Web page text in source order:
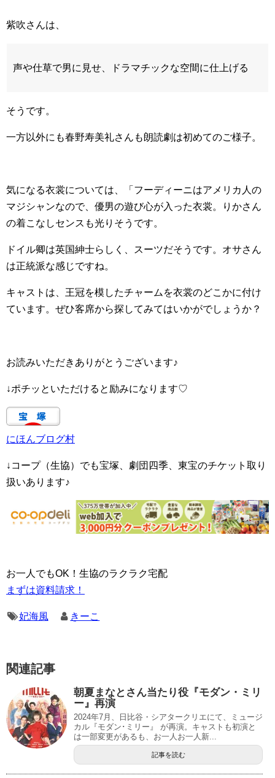
紫吹さんは、
声や仕草で男に見せ、ドラマチックな空間に仕上げる
そうです。
一方以外にも春野寿美礼さんも朗読劇は初めてのご様子。
気になる衣裳については、「フーディーニはアメリカ人の
マジシャンなので、優男の遊び心が入った衣裳。りかさん
の着こなしセンスも光りそうです。
ドイル卿は英国紳士らしく、スーツだそうです。オサさん
は正統派な感じですね。
キャストは、王冠を模したチャームを衣裳のどこかに付け
ています。ぜひ客席から探してみてはいかがでしょうか？
お読みいただきありがとうございます♪
↓ポチッといただけると励みになります♡
にほんブログ村
↓コープ（生協）でも宝塚、劇団四季、東宝のチケット取り
扱いあります♪
お一人でもOK！生協のラクラク宅配
まずは資料請求！
妃海風 きーこ
関連記事
朝夏まなとさん当たり役『モダン・ミリ
ー』再演
2024年7月、日比谷・シアタークリエにて、ミュージ
カル『モダン･ミリー』 が再演。キャストも初演と
は一部変更があるも、お一人お一人新...
記事を読む